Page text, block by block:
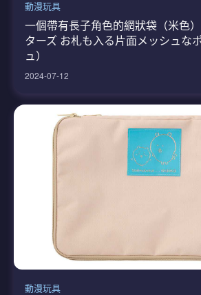
動漫玩具
一個帶有長子角色的網狀袋（米色
ターズ お札も入る片面メッシュな
ュ）
2024-07-12
動漫玩具